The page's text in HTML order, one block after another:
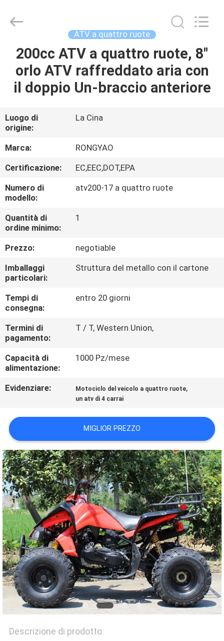
CASA
PRODOTTI
CIRCA
NOI
GIRO
DELLA
FABBRICA
CONTROLLO
DI
QUALITÀ
CONTATTICI
RICHIEDA
UNA
CITAZIONE
MAPPA
DEL
SITO
POLITICA
SULLA
PRIVACY
Rongyao
Vehicle
Reserved.
ATV a quattro ruote
200cc ATV a quattro ruote, 8"
orlo ATV raffreddato aria con
il doppio Un-braccio anteriore
Luogo di
origine:
La Cina
Marca:
RONGYAO
Certificazione:
EC,EEC,DOT,EPA
Numero di
modello:
atv200-17 a quattro ruote
Quantità di
ordine minimo:
1
Prezzo:
negotiable
Imballaggi
particolari:
Struttura del metallo con il cartone
Tempi di
consegna:
entro 20 giorni
Termini di
pagamento:
T / T, Western Union,
Capacità di
alimentazione:
1000 Pz/mese
Evidenziare: Motociclo del veicolo a quattro ruote,
un atv di 4 carrai
MIGLIOR PREZZO
Descrizione di prodotto